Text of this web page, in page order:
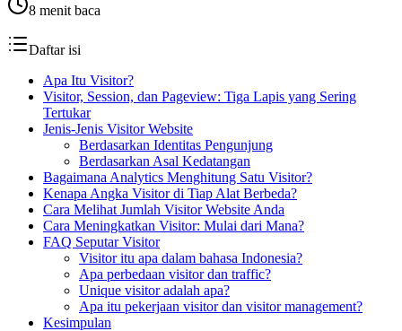
8 menit baca
Daftar isi
Apa Itu Visitor?
Visitor, Session, dan Pageview: Tiga Lapis yang Sering
Tertukar
Jenis-Jenis Visitor Website
Berdasarkan Identitas Pengunjung
Berdasarkan Asal Kedatangan
Bagaimana Analytics Menghitung Satu Visitor?
Kenapa Angka Visitor di Tiap Alat Berbeda?
Cara Melihat Jumlah Visitor Website Anda
Cara Meningkatkan Visitor: Mulai dari Mana?
FAQ Seputar Visitor
Visitor itu apa dalam bahasa Indonesia?
Apa perbedaan visitor dan traffic?
Unique visitor adalah apa?
Apa itu pekerjaan visitor dan visitor management?
Kesimpulan